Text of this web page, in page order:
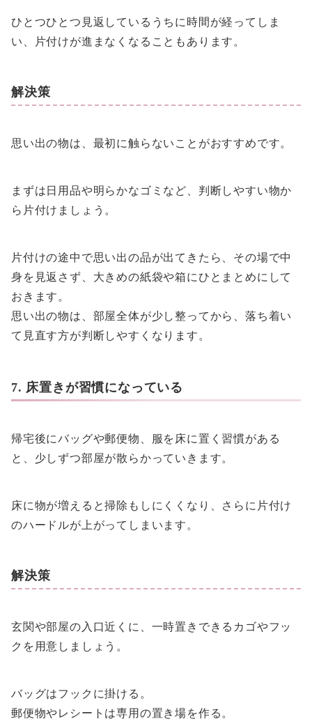
ひとつひとつ見返しているうちに時間が経ってしま
い、片付けが進まなくなることもあります。
解決策
思い出の物は、最初に触らないことがおすすめです。
まずは日用品や明らかなゴミなど、判断しやすい物か
ら片付けましょう。
片付けの途中で思い出の品が出てきたら、その場で中
身を見返さず、大きめの紙袋や箱にひとまとめにして
おきます。
思い出の物は、部屋全体が少し整ってから、落ち着い
て見直す方が判断しやすくなります。
7. 床置きが習慣になっている
帰宅後にバッグや郵便物、服を床に置く習慣がある
と、少しずつ部屋が散らかっていきます。
床に物が増えると掃除もしにくくなり、さらに片付け
のハードルが上がってしまいます。
解決策
玄関や部屋の入口近くに、一時置きできるカゴやフッ
クを用意しましょう。
バッグはフックに掛ける。
郵便物やレシートは専用の置き場を作る。